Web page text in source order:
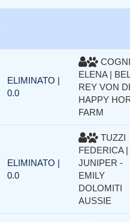
ELIMINATO |
0.0
COGNI
ELENA |
REY VON
HAPPY
FARM
ELIMINATO |
0.0
TUZZI
FEDERICA |
JUNIPER -
EMILY
DOLOMITI
AUSSIE